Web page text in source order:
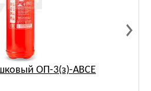
ОП-3(з)-ABCE